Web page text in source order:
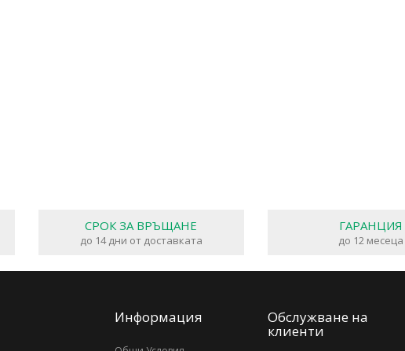
СРОК ЗА ВРЪЩАНЕ
до 14 дни от доставката
ГАРАНЦИЯ
до 12 месеца
Информация Обслужване на
клиенти